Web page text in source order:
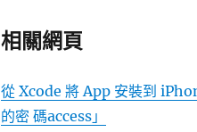
相關網頁
從 Xcode 將 App 安裝到
的密 碼access」